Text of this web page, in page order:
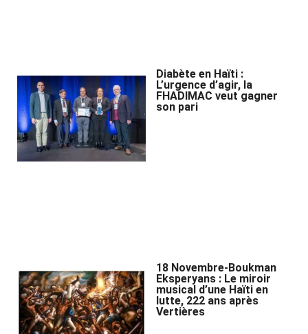
Diabète en Haïti :
L’urgence d’agir, la
FHADIMAC veut gagner
son pari
18 Novembre-Boukman
Eksperyans : Le miroir
musical d’une Haïti en
lutte, 222 ans après
Vertières